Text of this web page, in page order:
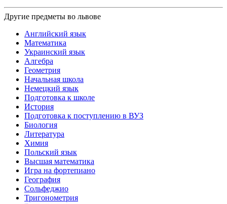
Другие предметы во львове
Английский язык
Математика
Украинский язык
Алгебра
Геометрия
Начальная школа
Немецкий язык
Подготовка к школе
История
Подготовка к поступлению в ВУЗ
Биология
Литература
Химия
Польский язык
Высшая математика
Игра на фортепиано
География
Сольфеджио
Тригонометрия